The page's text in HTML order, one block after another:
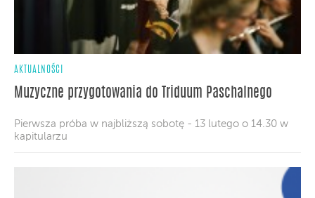
AKTUALNOŚCI
Muzyczne przygotowania do Triduum Paschalnego
Pierwsza próba w najbliższą sobotę - 13 lutego o 14.30 w
kapitularzu